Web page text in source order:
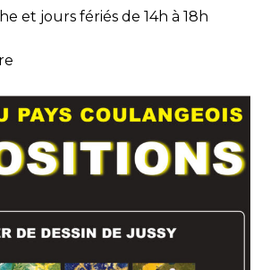
et jours fériés de 14h à 18h